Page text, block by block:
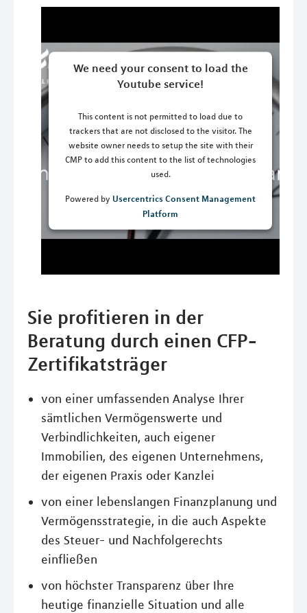
We need your consent to load the
Youtube service!
This content is not permitted to load due to
trackers that are not disclosed to the visitor. The
website owner needs to setup the site with their
CMP to add this content to the list of technologies
used.
Powered by Usercentrics Consent Management
Platform
Sie profitieren in der
Beratung durch einen CFP-
Zertifikatsträger
von einer umfassenden Analyse Ihrer
sämtlichen Vermögenswerte und
Verbindlichkeiten, auch eigener
Immobilien, des eigenen Unternehmens,
der eigenen Praxis oder Kanzlei
von einer lebenslangen Finanzplanung und
Vermögensstrategie, in die auch Aspekte
des Steuer- und Nachfolgerechts
einfließen
von höchster Transparenz über Ihre
heutige finanzielle Situation und alle